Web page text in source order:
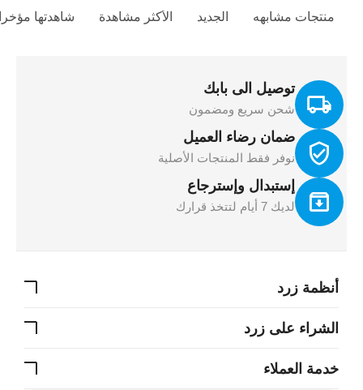
منتجات مشابهه الجديد الأكثر مشاهدة شاهدتها مؤخرا
توصيل الى بابك
شحن سريع ومضمون
ضمان رضاء العميل
نوفر فقط المنتجات الأصلية
إستبدال وإسترجاع
لديك 7 أيام لتتخذ قرارك
أنظمة زرد
الشراء على زرد
خدمة العملاء